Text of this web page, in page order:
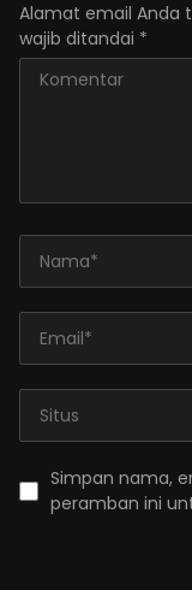
Alamat email Anda
wajib ditandai *
Simpan nama,
peramban ini